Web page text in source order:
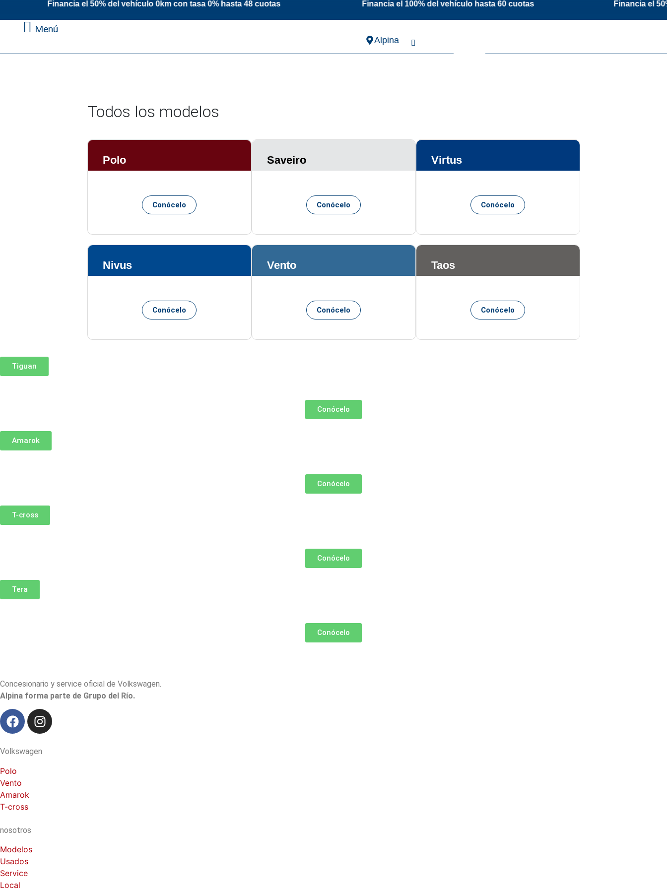
el 50% del vehículo 0km con tasa 0% hasta 48 cuotas Financia el 100% del vehículo hasta 60 cuotasFinancia el 50% del
Menú
Alpina
Todos los modelos
Polo
Conócelo
Saveiro
Conócelo
Virtus
Conócelo
Nivus
Conócelo
Vento
Conócelo
Taos
Conócelo
Tiguan
Conócelo
Amarok
Conócelo
T-cross
Conócelo
Tera
Conócelo
Concesionario y service oficial de Volkswagen.
Alpina forma parte de Grupo del Río.
Volkswagen
Polo
Vento
Amarok
T-cross
nosotros
Modelos
Usados
Service
Local